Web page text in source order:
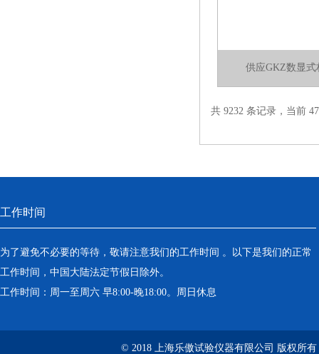
供应GKZ数显
共 9232 条记录，当前
工作时间
为了避免不必要的等待，敬请注意我们的工作时间 。以下是我们的正常
工作时间，中国大陆法定节假日除外。
工作时间：周一至周六 早8:00-晚18:00。周日休息
© 2018 上海乐傲试验仪器有限公司 版权所